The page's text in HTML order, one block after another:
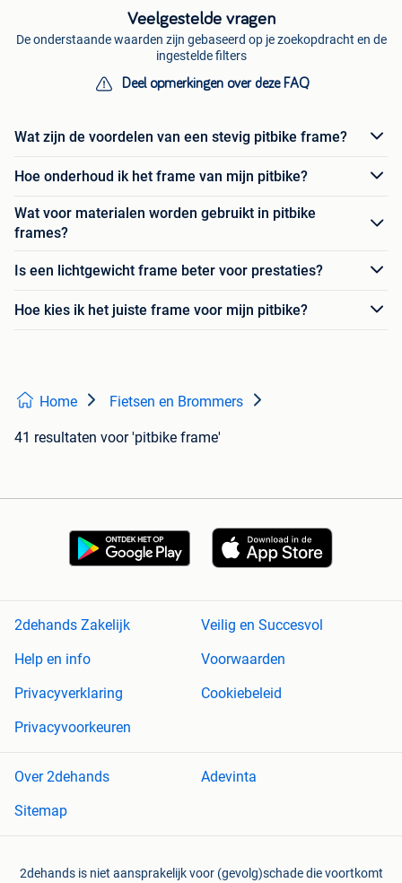
Veelgestelde vragen
De onderstaande waarden zijn gebaseerd op je zoekopdracht en de
ingestelde filters
Deel opmerkingen over deze FAQ
Wat zijn de voordelen van een stevig pitbike frame?
Hoe onderhoud ik het frame van mijn pitbike?
Wat voor materialen worden gebruikt in pitbike
frames?
Is een lichtgewicht frame beter voor prestaties?
Hoe kies ik het juiste frame voor mijn pitbike?
Home Fietsen en Brommers
41 resultaten voor 'pitbike frame'
2dehands Zakelijk
Veilig en Succesvol
Help en info
Voorwaarden
Privacyverklaring
Cookiebeleid
Privacyvoorkeuren
Over 2dehands
Adevinta
Sitemap
2dehands is niet aansprakelijk voor (gevolg)schade die voortkomt